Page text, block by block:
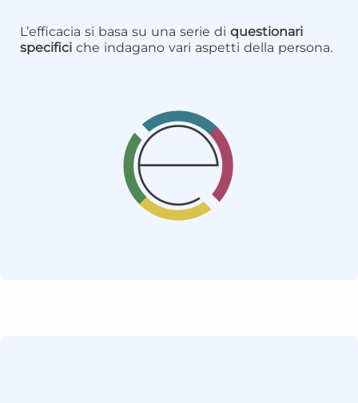
L’efficacia si basa su una serie di questionari
specifici che indagano vari aspetti della persona.